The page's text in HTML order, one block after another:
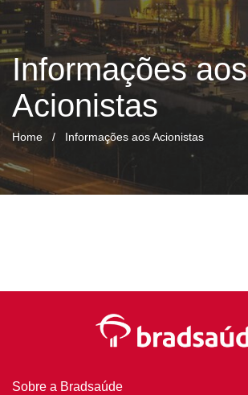
Informações aos
Acionistas
Home / Informações aos Acionistas
Sobre a Bradsaúde